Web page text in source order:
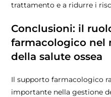
trattamento e a ridurre i
Conclusioni: il
farmacologico nel
della salute ossea
Il supporto farmacologico
importante nella gestione